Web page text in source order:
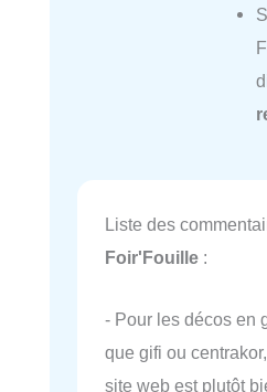
Liste des
Foir'Fouille :
- Pour les décos en
que gifi ou
site web est plutôt